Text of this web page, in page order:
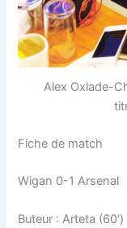
Alex Oxlade-
Fiche de match
Wigan 0-1 Arsenal
Buteur : Arteta (60′)